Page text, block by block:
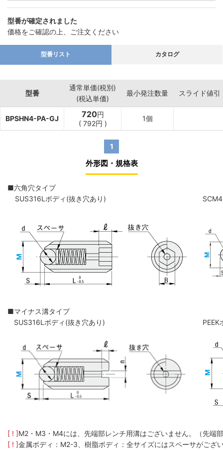
型番が確定されました
価格をご確認の上、ご注文ください
型番リスト カタログ
型番
通常単価(税別)
(税込単価)
最小発注数量 スライド値引
BPSHN4-PA-GJ 720円
( 792円 )
1個
1
外形図・規格表
■六角穴タイプ
SUS316Lボディ(抜き穴あり)
■マイナス溝タイプ
SUS316Lボディ(抜き穴あり)
PEEK
[ ! ]M2・M3・M4には、先端部レンチ用溝はございません。（先端
[ ! ]金属ボディ：M2-3、樹脂ボディ：全サイズにはスペーサがござ